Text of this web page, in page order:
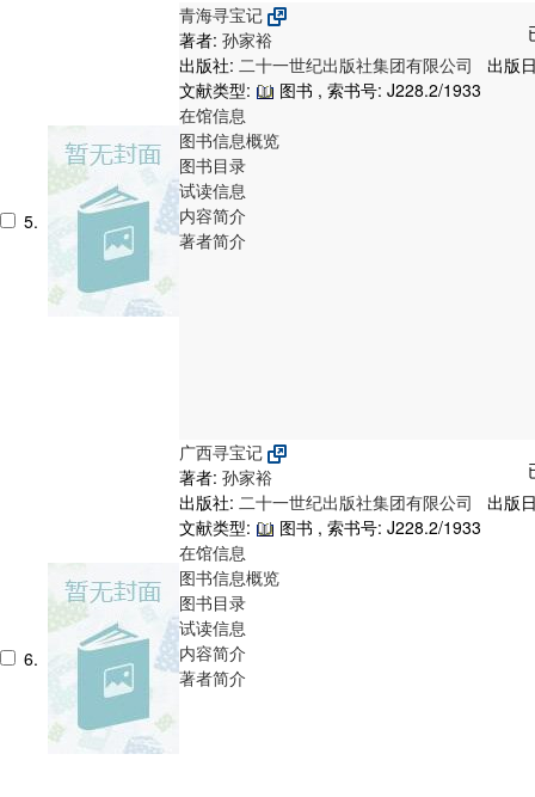
5.
青海寻宝记
著者: 孙家裕
出版社: 二十一世纪出版社集团有限公司
出版
文献类型:
图书 , 索书号: J228.2/1933
在馆信息
图书信息概览
图书目录
试读信息
内容简介
著者简介
6.
广西寻宝记
著者: 孙家裕
出版社: 二十一世纪出版社集团有限公司
出版
文献类型:
图书 , 索书号: J228.2/1933
在馆信息
图书信息概览
图书目录
试读信息
内容简介
著者简介